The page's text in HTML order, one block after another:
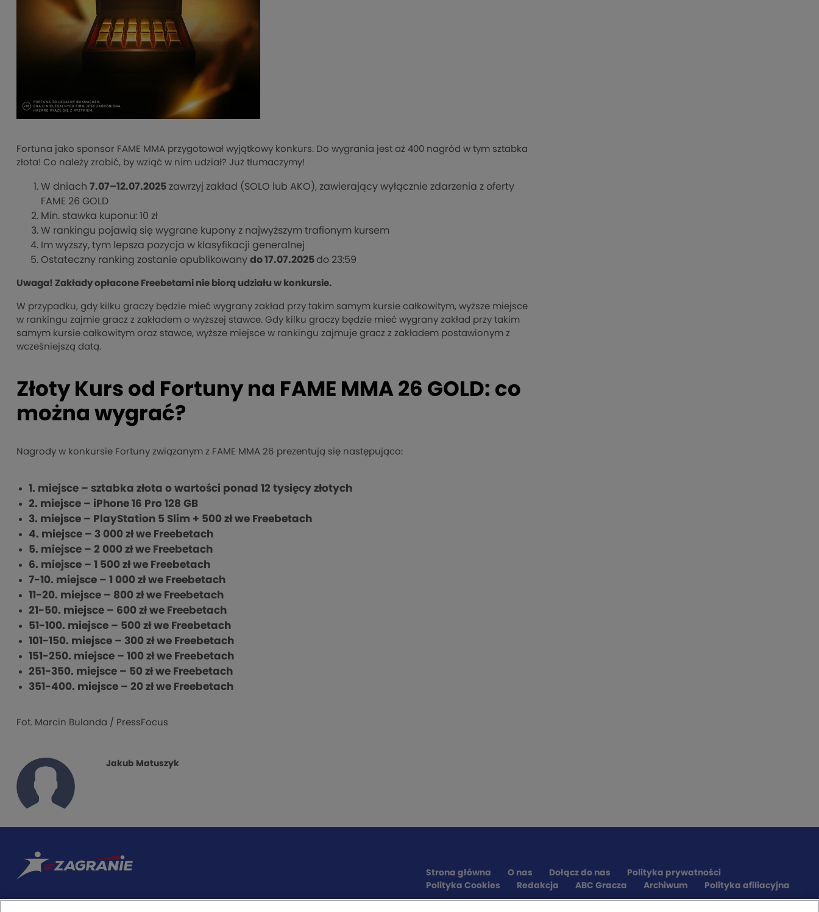
Fortuna jako sponsor FAME MMA przygotował wyjątkowy konkurs. Do wygrania jest aż 400 nagród w tym sztabka
złota! Co należy zrobić, by wziąć w nim udział? Już tłumaczymy!
W dniach 7.07–12.07.2025 zawrzyj zakład (SOLO lub AKO), zawierający wyłącznie zdarzenia z oferty
FAME 26 GOLD
Min. stawka kuponu: 10 zł
W rankingu pojawią się wygrane kupony z najwyższym trafionym kursem
Im wyższy, tym lepsza pozycja w klasyfikacji generalnej
Ostateczny ranking zostanie opublikowany do 17.07.2025do 23:59
Uwaga! Zakłady opłacone Freebetami nie biorą udziału w konkursie.
W przypadku, gdy kilku graczy będzie mieć wygrany zakład przy takim samym kursie całkowitym, wyższe miejsce
w rankingu zajmie gracz z zakładem o wyższej stawce. Gdy kilku graczy będzie mieć wygrany zakład przy takim
samym kursie całkowitym oraz stawce, wyższe miejsce w rankingu zajmuje gracz z zakładem postawionym z
wcześniejszą datą.
Złoty Kurs od Fortuny na FAME MMA 26 GOLD: co
można wygrać?
Nagrody w konkursie Fortuny związanym z FAME MMA 26 prezentują się następująco:
1. miejsce – sztabka złota o wartości ponad 12 tysięcy złotych
2. miejsce – iPhone 16 Pro 128 GB
3. miejsce – PlayStation 5 Slim + 500 zł we Freebetach
4. miejsce – 3 000 zł we Freebetach
5. miejsce – 2 000 zł we Freebetach
6. miejsce – 1 500 zł we Freebetach
7-10. miejsce – 1 000 zł we Freebetach
11-20. miejsce – 800 zł we Freebetach
21-50. miejsce – 600 zł we Freebetach
51-100. miejsce – 500 zł we Freebetach
101-150. miejsce – 300 zł we Freebetach
151-250. miejsce – 100 zł we Freebetach
251-350. miejsce – 50 zł we Freebetach
351-400. miejsce – 20 zł we Freebetach
Fot. Marcin Bulanda / PressFocus
Jakub Matuszyk
Strona główna O nas Dołącz do nas
Polityka prywatności
Polityka Cookies
Redakcja ABC Gracza Archiwum Polityka afiliacyjna